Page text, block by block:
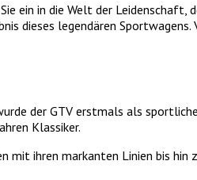
ein in die Welt der Leidenschaft,
dieses legendären
der GTV erstmals als
Klassiker.
ihren markanten Linien bis hin